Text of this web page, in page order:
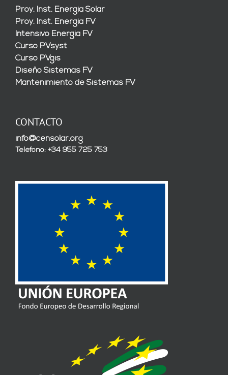
Proy. Inst. Energía Solar
Proy. Inst. Energía FV
Intensivo Energía FV
Curso PVsyst
Curso PVgis
Diseño Sistemas FV
Mantenimiento de Sistemas FV
CONTACTO
info@censolar.org
Teléfono: +34 955 725 753